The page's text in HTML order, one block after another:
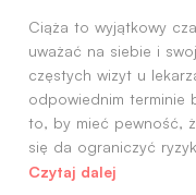
Ciąża to wyjątkowy
uważać na siebie i
częstych wizyt u
odpowiednim terminie
to, by mieć pewność,
się da ograniczyć
Czytaj dalej